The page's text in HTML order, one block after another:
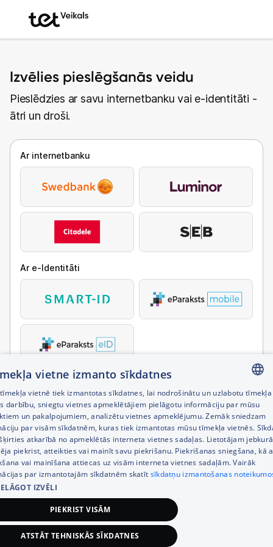
Izvēlies pieslēgšanās veidu
Pieslēdzies ar savu internetbanku vai e-identitāti -
ātri un droši.
Ar internetbanku
Ar e-Identitāti
LATVIAN
RUSSIAN
ENGLISH
vietne izmanto sīkdatnes
vietnē tiek izmantotas sīkdatnes, lai nodrošinātu un uzlabotu tīmekļa
darbību, sniegtu vietnes apmeklētājiem pielāgotu informāciju par mūsu
un pakalpojumiem, analizētu vietnes apmeklējumu. Zemāk sniedzam
par visām sīkdatnēm, kuras tiek izmantotas mūsu tīmekļa vietnēs.
atkarībā no apmeklētās interneta vietnes sadaļas. Lietotājam
piekrist, atteikties vai mainīt savu piekrišanu. Piekrišanas sniegšana, kā
vai mainīšana attiecas uz visām interneta vietnes sadaļām. Vairāk
par izmantotajām sīkdatnēm skatīt sīkdatņu izmantošanas
IZVĒLI
PIEKRIST VISĀM
ATSTĀT TEHNISKĀS SĪKDATNES